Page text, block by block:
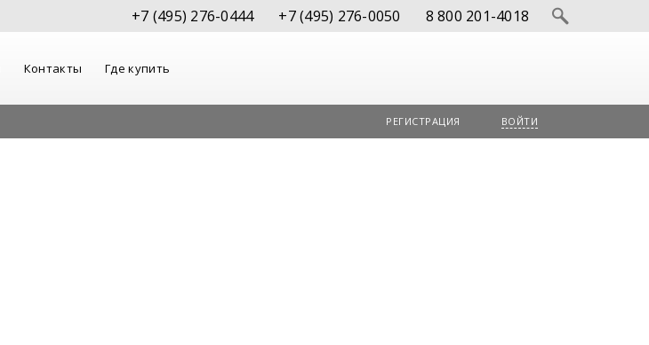
+7 (495) 276-0444 +7 (495) 276-0050 8 800 201-4018
Контакты Где купить
РЕГИСТРАЦИЯ ВОЙТИ